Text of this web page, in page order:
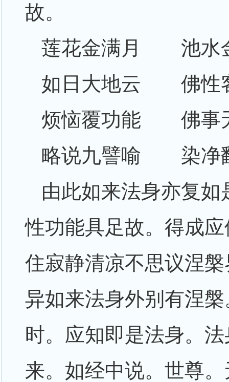
故。
莲花金满月 池水
如日大地云 佛性
烦恼覆功能 佛事
略说九譬喻 染净
由此如来法身亦复
性功能具足故。得成
住寂静清凉不思议涅
异如来法身外别有涅
时。应知即是法身。
来。如经中说。世尊